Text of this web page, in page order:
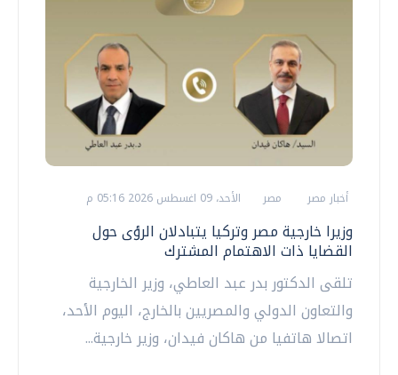
أخبار مصر مصر الأحد، 09 اغسطس 2026 05:16 م
وزيرا خارجية مصر وتركيا يتبادلان الرؤى حول
القضايا ذات الاهتمام المشترك
تلقى الدكتور بدر عبد العاطي، وزير الخارجية
والتعاون الدولي والمصريين بالخارج، اليوم الأحد،
اتصالا هاتفيا من هاكان فيدان، وزير خارجية...